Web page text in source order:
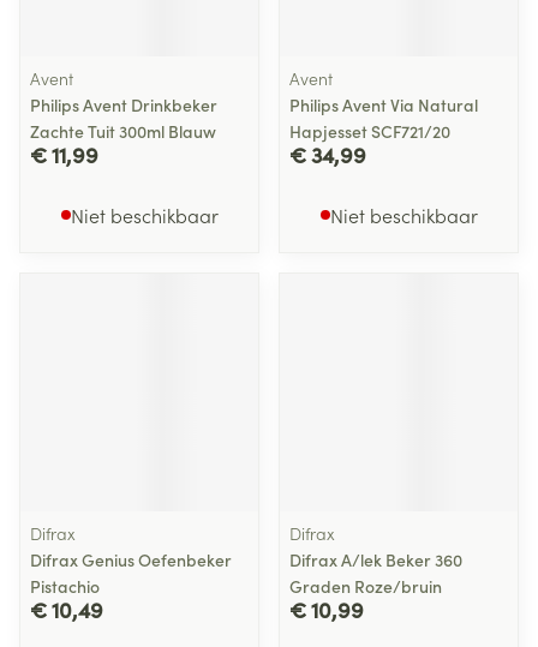
Avent
Philips Avent Drinkbeker
Zachte Tuit 300ml Blauw
€ 11,99
Niet beschikbaar
Avent
Philips Avent Via Natural
Hapjesset SCF721/20
€ 34,99
Niet beschikbaar
Difrax
Difrax Genius Oefenbeker
Pistachio
€ 10,49
Difrax
Difrax A/lek Beker 360
Graden Roze/bruin
€ 10,99